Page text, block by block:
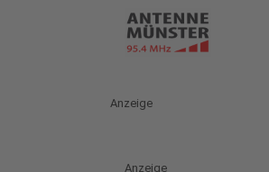
Anzeige
Anzeige